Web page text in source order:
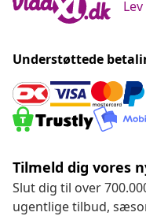
Understøttede
Tilmeld dig vores
Slut dig til over
ugentlige tilbud,